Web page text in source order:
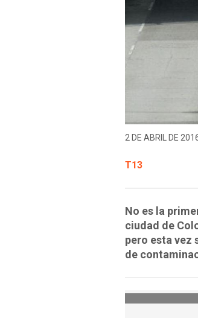
2 DE ABRIL DE
T13
No es la
ciudad de
pero esta vez
de